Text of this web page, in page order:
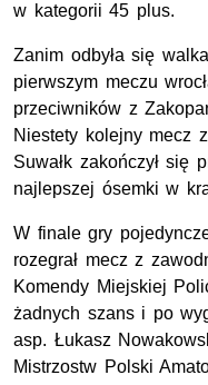
w kategorii 45 plus.
Zanim odbyła się
pierwszym meczu
przeciwników z
Niestety kolejny mecz
Suwałk zakończył się
najlepszej ósemki w
W finale gry
rozegrał mecz z
Komendy Miejskiej
żadnych szans i po
asp. Łukasz
Mistrzostw Polski